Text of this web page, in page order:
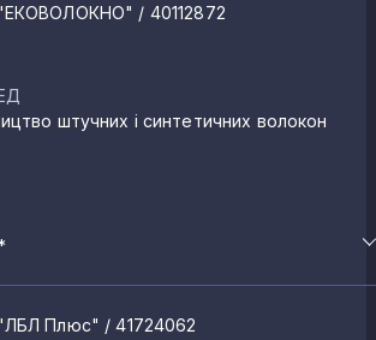
/ 40112872
штучних і синтетичних волокон
Плюс" / 41724062